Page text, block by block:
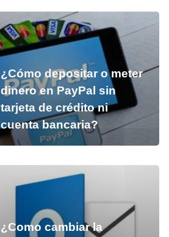
¿Cómo depositar o meter
dinero en PayPal sin
tarjeta de crédito ni
cuenta bancaria?
¿Como cambiar la